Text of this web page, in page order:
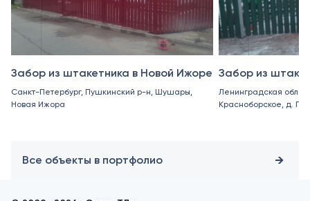
Забор из штакетника в Новой Ижоре
Санкт-Петербург, Пушкинский р-н, Шушары,
Новая Ижора
Забор из
Ленинградская
Красноборское, д.
Все объекты в портфолио